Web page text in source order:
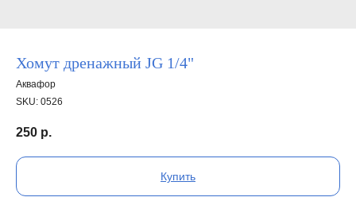
Хомут дренажный JG 1/4"
Аквафор
SKU: 0526
250 р.
Купить